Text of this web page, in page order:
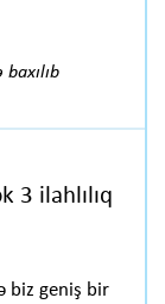
3 ilahlılıq
biz geniş bir